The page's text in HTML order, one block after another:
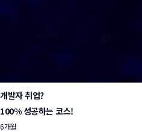
개발자 취업?
100% 성공하는 코스!
6개월